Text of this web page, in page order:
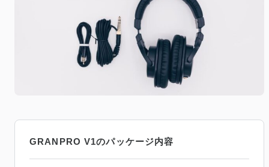
GRANPRO V1のパッケージ内容